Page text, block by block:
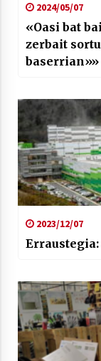
2024/05/07
«Oasi bat
zerbait
baserrian»»
2023/12/07